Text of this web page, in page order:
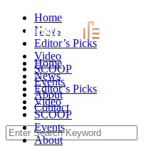
Skip
content
Home
News
Editor’s Picks
Video
SCOOP
Events
About
Home
News
Editor’s Picks
Video
SCOOP
Events
About
Contact
Search
for: